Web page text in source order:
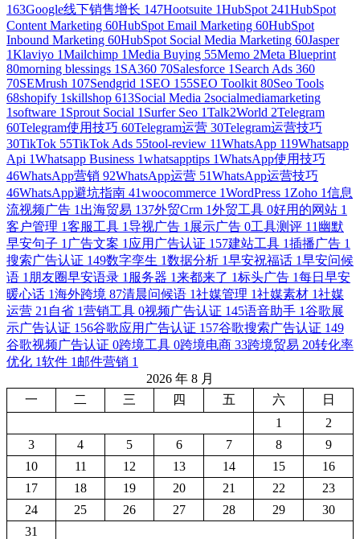
163Google线下销售增长 147Hootsuite 1HubSpot 241HubSpot
Content Marketing 60HubSpot Email Marketing 60HubSpot
Inbound Marketing 60HubSpot Social Media Marketing 60Jasper
1Klaviyo 1Mailchimp 1Media Buying 55Memo 2Meta Blueprint
80morning blessings 1 SA360 70Salesforce 1 Search Ads 360
70SEMrush 107Sendgrid 1 SEO 155SEO Toolkit 80Seo Tools
68shopify 1skillshop 613Social Media 2socialmediamarketing
1software 1 Sprout Social 1 Surfer Seo 1Talk2World 2Telegram
60Telegram使用技巧 60Telegram运营 30Telegram运营技巧
30TikTok 55TikTok Ads 55tool-review 11WhatsApp 119Whatsapp
Api 1Whatsapp Business 1whatsapptips 1WhatsApp使用技巧
46WhatsApp营销 92WhatsApp运营 51WhatsApp运营技巧
46WhatsApp避坑指南 41woocommerce 1WordPress 1 Zoho 1信息
流视频广告 1 出海贸易 137外贸Crm 1外贸工具 0好用的网站 1
客户管理 1客服工具 1导视广告 1 展示广告 0工具测评 11 幽默
早安句子 1 广告文案 1 应用广告认证 157建站工具 1插播广告 1
搜索广告认证 149数字孪生 1数据分析 1早安祝福话 1早安问候
语 1 朋友圈早安语录 1 服务器 1来都来了 1标头广告 1每日早安
暖心话 1海外跨境 87清晨问候语 1社媒管理 1社媒素材 1社媒
运营 21 自省 1营销工具 0视频广告认证 145语音助手 1谷歌展
示广告认证 156谷歌应用广告认证 157谷歌搜索广告认证 149
谷歌视频广告认证 0跨境工具 0跨境电商 33跨境贸易 20转化率
优化 1软件 1 邮件营销 1
2026 年 8 月
一
二 三 四 五 六
日
1
2
3
4 5 6 7 8
9
10
11 12 13 14 15
16
17
18 19 20 21 22
23
24
25 26 27 28 29
30
31